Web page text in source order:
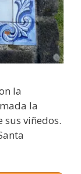
la
la
viñedos.